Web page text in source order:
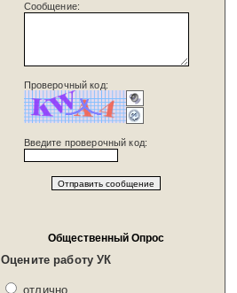
Сообщение:
Проверочный код:
Введите проверочный код:
Общественный Опрос
Оцените работу УК
отлично